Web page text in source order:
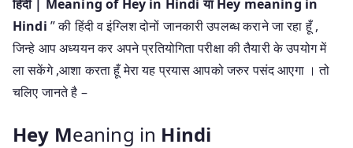
हिंदी | Meaning of Hey in Hindi या Hey meaning in
Hindi ” की हिंदी व इंग्लिश दोनों जानकारी उपलब्ध कराने जा रहा हूँ ,
जिन्हे आप अध्ययन कर अपने प्रतियोगिता परीक्षा की तैयारी के उपयोग में
ला सकेंगे ,आशा करता हूँ मेरा यह प्रयास आपको जरुर पसंद आएगा । तो
चलिए जानते है –
Hey Meaning in Hindi